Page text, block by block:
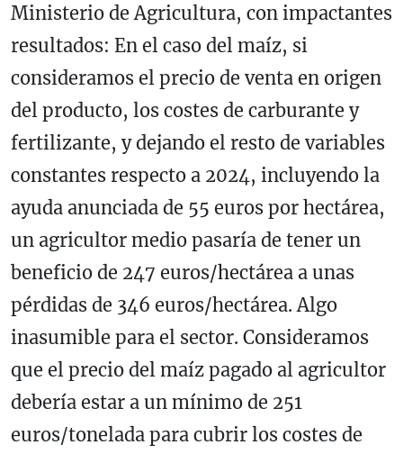
Ministerio de Agricultura, con impactantes
resultados: En el caso del maíz, si
consideramos el precio de venta en origen
del producto, los costes de carburante y
fertilizante, y dejando el resto de variables
constantes respecto a 2024, incluyendo la
ayuda anunciada de 55 euros por hectárea,
un agricultor medio pasaría de tener un
beneficio de 247 euros/hectárea a unas
pérdidas de 346 euros/hectárea. Algo
inasumible para el sector. Consideramos
que el precio del maíz pagado al agricultor
debería estar a un mínimo de 251
euros/tonelada para cubrir los costes de